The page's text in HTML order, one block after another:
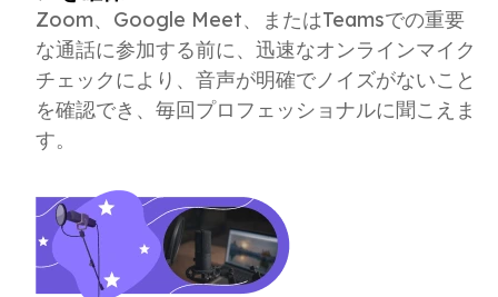
Zoom、Google Meet、またはTeamsでの重要
な通話に参加する前に、迅速なオンラインマイク
チェックにより、音声が明確でノイズがないこと
を確認でき、毎回プロフェッショナルに聞こえま
す。